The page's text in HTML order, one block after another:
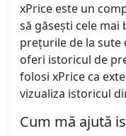
xPrice este un
să găsești cele
prețurile de la sute
oferi istoricul de
folosi xPrice ca
vizualiza istoricul
Cum mă ajută